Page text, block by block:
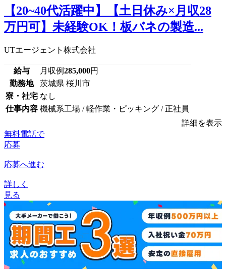
【20~40代活躍中】【土日休み×月収28
万円可】未経験OK！板バネの製造...
UTエージェント株式会社
給与 月収例285,000円
勤務地
茨城県 桜川市
寮・社宅 なし
仕事内容 機械系工場 / 軽作業・ピッキング / 正社員
詳細を表示
無料電話で
応募
応募へ進む
詳しく
見る